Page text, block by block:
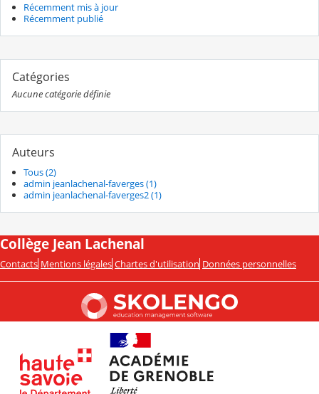
Récemment mis à jour
Récemment publié
Catégories
Aucune catégorie définie
Auteurs
Tous (2)
admin jeanlachenal-faverges (1)
admin jeanlachenal-faverges2 (1)
Collège Jean Lachenal
Contacts Mentions légales Chartes d'utilisation Données personnelles